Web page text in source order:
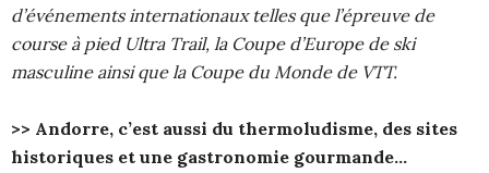
d’événements internationaux telles que l’épreuve de
course à pied Ultra Trail, la Coupe d’Europe de ski
masculine ainsi que la Coupe du Monde de VTT.
>> Andorre, c’est aussi du thermoludisme, des sites
historiques et une gastronomie gourmande…